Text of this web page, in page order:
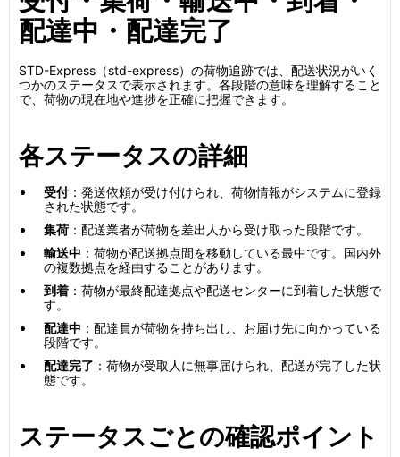
配達中・配達完了
STD-Express（std-express）の荷物追跡では、配送状況がいく
つかのステータスで表示されます。各段階の意味を理解すること
で、荷物の現在地や進捗を正確に把握できます。
各ステータスの詳細
受付：発送依頼が受け付けられ、荷物情報がシステムに登録
された状態です。
集荷 ：配送業者が荷物を差出人から受け取った段階です。
輸送中 ：荷物が配送拠点間を移動している最中です。国内外
の複数拠点を経由することがあります。
到着 ：荷物が最終配達拠点や配送センターに到着した状態で
す。
配達中 ：配達員が荷物を持ち出し、お届け先に向かっている
段階です。
配達完了 ：荷物が受取人に無事届けられ、配送が完了した状
態です。
ステータスごとの確認ポイント